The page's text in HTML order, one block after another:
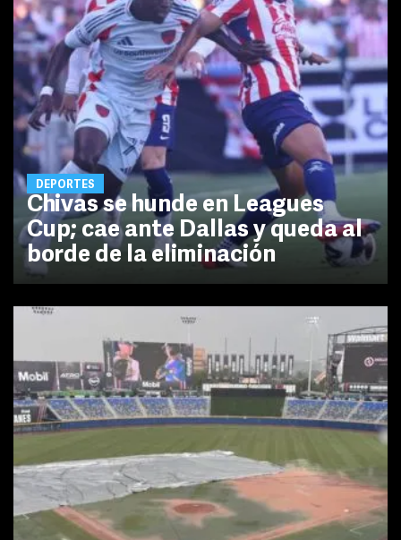
DEPORTES
Chivas se hunde en Leagues
Cup; cae ante Dallas y queda al
borde de la eliminación